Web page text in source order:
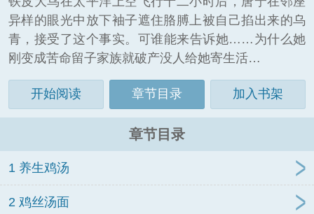
异样的眼光中放下袖子遮住胳膊上被自己掐出来的乌
青，接受了这个事实。可谁能来告诉她……为什么她
刚变成苦命留子家族就破产没人给她寄生活…
开始阅读 章节目录 加入书架
章节目录
1 养生鸡汤
2 鸡丝汤面